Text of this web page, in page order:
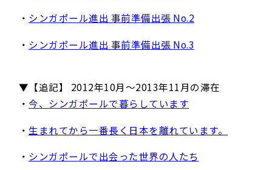
・ シンガポール進出 事前準備出張 No.2
・ シンガポール進出 事前準備出張 No.3
▼【追記】 2012年10月～2013年11月の滞在
・今、シンガポールで暮らしています
・ 生まれてから一番長く日本を離れています。
・ シンガポールで出会った世界の人たち